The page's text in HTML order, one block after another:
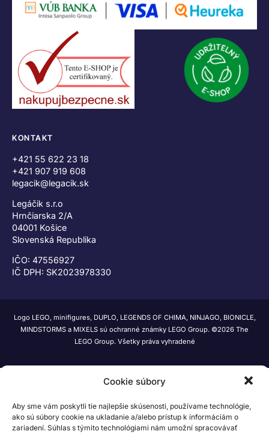
Cookie súbory
Aby sme vám poskytli tie najlepšie skúsenosti, používame technológie,
ako sú súbory cookie na ukladanie a/alebo prístup k informáciám o
zariadení. Súhlas s týmito technológiami nám umožní spracovávať
KONTAKT
+421 55 622 23 18
+421 907 919 608
legacik@legacik.sk
Legáčik s.r.o
Hrnčiarska 2/A
04001 Košice
Slovenská Republika
IČO: 47556927
IČ DPH: SK2023978330
Logo LEGO, minifigures, DUPLO, LEGENDS OF CHIMA, NINJAGO, BIONICLE,
MINDSTORMS a MIXELS sú ochranné známky LEGO Group. ©2026 The
LEGO Group. Všetky práva vyhradené